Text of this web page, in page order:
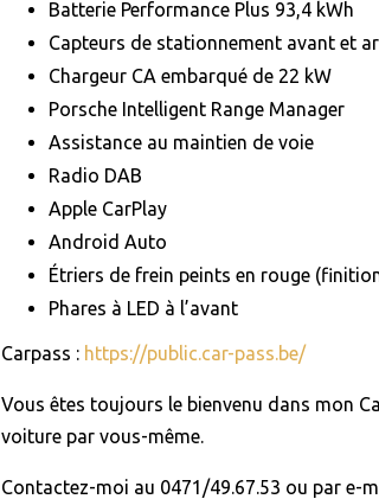
Batterie Performance Plus 93,4 kWh
Capteurs de stationnement avant et
Chargeur CA embarqué de 22 kW
Porsche Intelligent Range Manager
Assistance au maintien de voie
Radio DAB
Apple CarPlay
Android Auto
Étriers de frein peints en rouge
Phares à LED à l’avant
Carpass : https://public.car-pass.be/
Vous êtes toujours le bienvenu dans mon
voiture par vous-même.
Contactez-moi au 0471/49.67.53 ou par e-